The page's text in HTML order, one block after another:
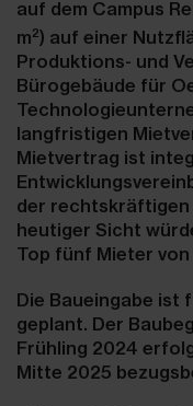
auf dem Campus
m2) auf einer
Produktions- und
Bürogebäude für
langfristigen
Mietvertrag ist
der rechtskräftigen
heutiger Sicht
Top fünf Mieter von
Die Baueingabe ist
geplant. Der
Frühling 2024
Mitte 2025